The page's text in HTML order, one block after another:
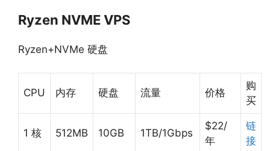
Ryzen NVME VPS
Ryzen+NVMe 硬盘
CPU 内存 硬盘 流量 价格
购
买
1 核 512MB 10GB 1TB/1Gbps
$22/
年
链
接